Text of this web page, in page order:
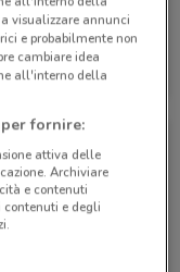
31/12
visualizzare annunci
e probabilmente non
cambiare idea
all'interno della
fornire:
attiva delle
Archiviare
e contenuti
contenuti e degli